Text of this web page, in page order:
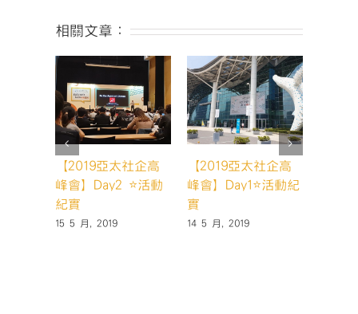
相關文章：
【2019亞太社企高
峰會】Day2 ⭐️活動
紀實
15 5 月, 2019
【2019亞太社企高
峰會】Day1⭐️活動紀
實
14 5 月, 2019